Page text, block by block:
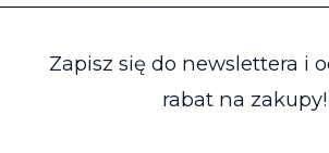
Zapisz się do newslettera i
rabat na zakupy!